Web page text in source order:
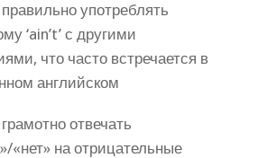
правильно употреблять
‘ain’t’ с другими
что часто встречается в
английском
отвечать
«нет» на отрицательные